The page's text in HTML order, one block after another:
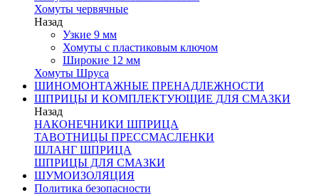
Хомуты червячные
Назад
Узкие 9 мм
Хомуты с пластиковым ключом
Широкие 12 мм
Хомуты Шруса
ШИНОМОНТАЖНЫЕ ПРЕНАДЛЕЖНОСТИ
ШПРИЦЫ И КОМПЛЕКТУЮЩИЕ ДЛЯ СМАЗКИ
Назад
НАКОНЕЧНИКИ ШПРИЦА
ТАВОТНИЦЫ ПРЕССМАСЛЕНКИ
ШЛАНГ ШПРИЦА
ШПРИЦЫ ДЛЯ СМАЗКИ
ШУМОИЗОЛЯЦИЯ
Политика безопасности